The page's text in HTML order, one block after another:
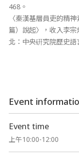
468。
〈秦漢基層員吏的精
篇）說起〉，收入李
北：中央硏究院歷史
Event
Event time
上午10:00-12:00